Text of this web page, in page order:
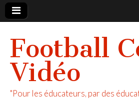
Football
Vidéo
"Pour les éducateurs, par des